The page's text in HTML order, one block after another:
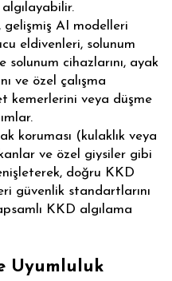
gelişmiş AI modelleri
eldivenleri, solunum
solunum cihazlarını, ayak
ve özel çalışma
kemerlerini veya düşme
koruması (kulaklık veya
ve özel giysiler gibi
doğru KKD
güvenlik standartlarını
KKD algılama
Uyumluluk